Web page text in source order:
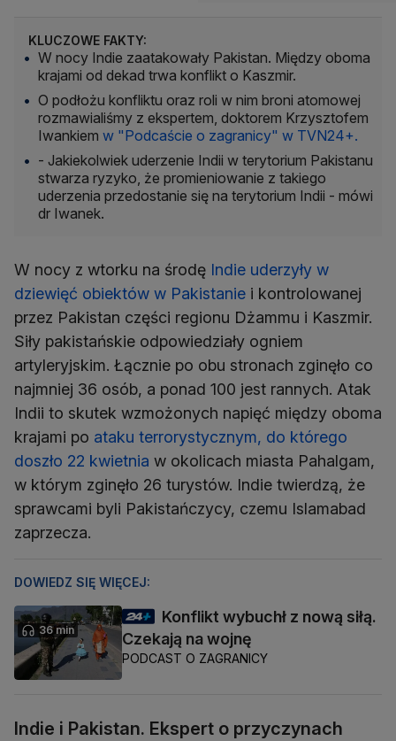
KLUCZOWE FAKTY:
W nocy Indie zaatakowały Pakistan. Między oboma
krajami od dekad trwa konflikt o Kaszmir.
O podłożu konfliktu oraz roli w nim broni atomowej
rozmawialiśmy z ekspertem, doktorem Krzysztofem
Iwankiem w "Podcaście o zagranicy" w TVN24+.
- Jakiekolwiek uderzenie Indii w terytorium Pakistanu
stwarza ryzyko, że promieniowanie z takiego
uderzenia przedostanie się na terytorium Indii - mówi
dr Iwanek.
W nocy z wtorku na środę Indie uderzyły w
dziewięć obiektów w Pakistanie i kontrolowanej
przez Pakistan części regionu Dżammu i Kaszmir.
Siły pakistańskie odpowiedziały ogniem
artyleryjskim. Łącznie po obu stronach zginęło co
najmniej 36 osób, a ponad 100 jest rannych. Atak
Indii to skutek wzmożonych napięć między oboma
krajami po ataku terrorystycznym, do którego
doszło 22 kwietnia w okolicach miasta Pahalgam,
w którym zginęło 26 turystów. Indie twierdzą, że
sprawcami byli Pakistańczycy, czemu Islamabad
zaprzecza.
36 min
DOWIEDZ SIĘ WIĘCEJ:
Konflikt wybuchł z nową siłą.
Czekają na wojnę
PODCAST O ZAGRANICY
Indie i Pakistan. Ekspert o przyczynach